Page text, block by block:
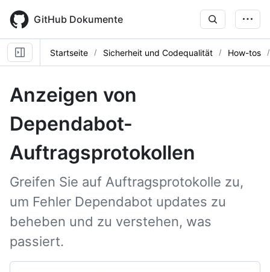
main
content
GitHub Dokumente
Startseite Sicherheit und Codequalität How-tos
Anzeigen von
Dependabot-
Auftragsprotokollen
Greifen Sie auf Auftragsprotokolle zu,
um Fehler Dependabot updates zu
beheben und zu verstehen, was
passiert.